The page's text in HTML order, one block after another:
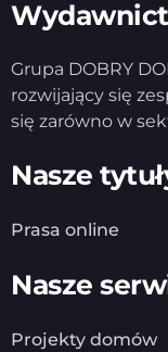
Grupa DOBRY
rozwijający się
się zarówno w
Nasze
Prasa online
Nasze
Projekty domów